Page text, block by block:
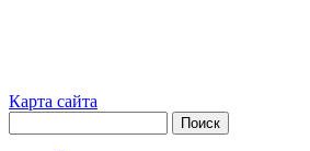
Карта сайта